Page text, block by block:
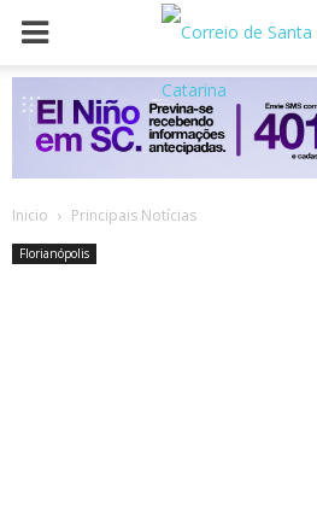
Inicio Principais Notícias
Florianópolis